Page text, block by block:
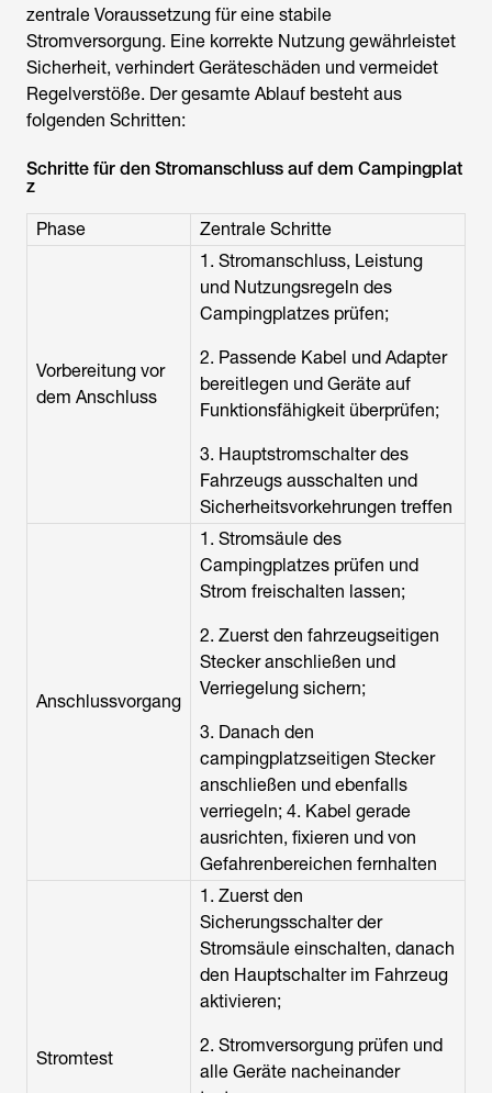
zentrale Voraussetzung für eine stabile
Stromversorgung. Eine korrekte Nutzung gewährleistet
Sicherheit, verhindert Geräteschäden und vermeidet
Regelverstöße. Der gesamte Ablauf besteht aus
folgenden Schritten:
Schritte für den Stromanschluss auf dem Campingplat
z
Phase Zentrale Schritte
Vorbereitung vor
dem Anschluss
1. Stromanschluss, Leistung
und Nutzungsregeln des
Campingplatzes prüfen;
2. Passende Kabel und Adapter
bereitlegen und Geräte auf
Funktionsfähigkeit überprüfen;
3. Hauptstromschalter des
Fahrzeugs ausschalten und
Sicherheitsvorkehrungen treffen
Anschlussvorgang
1. Stromsäule des
Campingplatzes prüfen und
Strom freischalten lassen;
2. Zuerst den fahrzeugseitigen
Stecker anschließen und
Verriegelung sichern;
3. Danach den
campingplatzseitigen Stecker
anschließen und ebenfalls
verriegeln; 4. Kabel gerade
ausrichten, fixieren und von
Gefahrenbereichen fernhalten
Stromtest
1. Zuerst den
Sicherungsschalter der
Stromsäule einschalten, danach
den Hauptschalter im Fahrzeug
aktivieren;
2. Stromversorgung prüfen und
alle Geräte nacheinander